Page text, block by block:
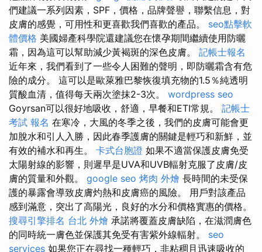
們建議一系列因素，SPF，價格，品牌聲譽，聯繫信息，對
皮膚的感覺，可用性和更喜歡我們喜歡的產品。 seo點擊軟
體價格 美國婦產科學院還建議您在懷孕期間繼續使用防曬
霜，因為這可以幫助減少黃褐斑的深色皮膚。 記帳士報名
近年來，我們看到了一些令人困難的聲明，即防曬霜含有危
險的成分。 這可以是歐萊雅巴黎恢復填充物的1.5％純透明
質酸血清，值得每天兩次塗抹2-3次。 wordpress seo
Goyrsan可以很好地吸收，舒適，早餐和ETI常規。 記帳士
考試 報名 在寒冷，大風的冬季之後，我們的皮膚可能會更
加脫水和引人入勝，因此春季護膚的關鍵是輕巧和新鮮，並
有效的補水和再生。 卡式台胞證 如果不適當保護皮膚免受
太陽射線的影響，則遲早是UVA和UVB輻射克服了皮膚/皮
膚的質量和外觀。 google seo 烤肉 外燴 長時間的未受保
護的暴露會導致皮膚灼熱和皮膚癌的風險。 用戶對該產品
感到滿意，突出了高陽光，良好的水分和價格實惠的價格。
搜尋引擎排名 台北 外燴 承諾將覆蓋皮膚缺陷，在滋潤膚色
的同時統一膚色並保護其免受有害紫外線輻射。 seo
services 如果您正在尋找一種輕巧，非粘稠且迅速吸收的